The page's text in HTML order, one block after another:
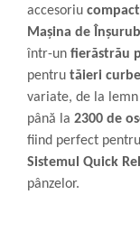
accesoriu
Mașina de
într-un fierăstrău
pentru tăieri
variate, de la
până la 2300 de
fiind perfect
Sistemul Quick
pânzelor.